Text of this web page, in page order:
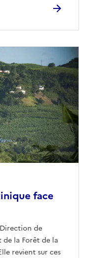
face
de
de la Forêt de la
revient sur ces